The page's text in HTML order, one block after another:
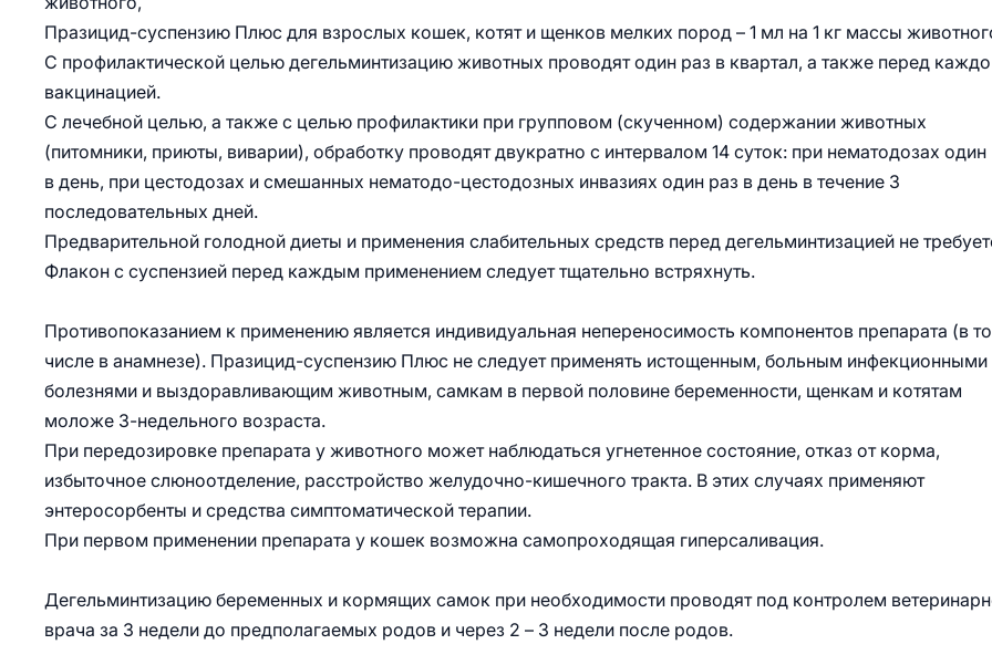
Празицид-суспензию Плюс для взрослых кошек, котят и щенков мелких пород – 1 мл на 1 кг массы
С профилактической целью дегельминтизацию животных проводят один раз в квартал, а также перед
вакцинацией.
С лечебной целью, а также с целью профилактики при групповом (скученном) содержании животных
(питомники, приюты, виварии), обработку проводят двукратно с интервалом 14 суток: при нематодозах один
в день, при цестодозах и смешанных нематодо-цестодозных инвазиях один раз в день в течение 3
последовательных дней.
Предварительной голодной диеты и применения слабительных средств перед дегельминтизацией не
Флакон с суспензией перед каждым применением следует тщательно встряхнуть.
Противопоказанием к применению является индивидуальная непереносимость компонентов препарата (в
числе в анамнезе). Празицид-суспензию Плюс не следует применять истощенным, больным инфекционными
болезнями и выздоравливающим животным, самкам в первой половине беременности, щенкам и котятам
моложе 3-недельного возраста.
При передозировке препарата у животного может наблюдаться угнетенное состояние, отказ от корма,
избыточное слюноотделение, расстройство желудочно-кишечного тракта. В этих случаях применяют
энтеросорбенты и средства симптоматической терапии.
При первом применении препарата у кошек возможна самопроходящая гиперсаливация.
Дегельминтизацию беременных и кормящих самок при необходимости проводят под контролем
врача за 3 недели до предполагаемых родов и через 2 – 3 недели после родов.